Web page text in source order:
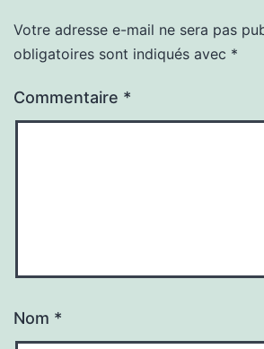
Votre adresse e-mail ne sera pas
obligatoires sont indiqués avec *
Commentaire *
Nom *